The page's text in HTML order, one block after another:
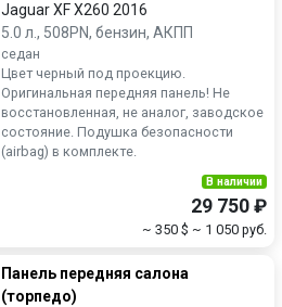
Jaguar XF X260 2016
5.0 л., 508PN, бензин, АКПП
седан
Цвет черный под проекцию.
Оригинальная передняя панель! Не
восстановленная, не аналог, заводское
состояние. Подушка безопасности
(airbag) в комплекте.
В наличии
29 750 ₽
~ 350 $ ~ 1 050 руб.
Панель передняя салона
(торпедо)